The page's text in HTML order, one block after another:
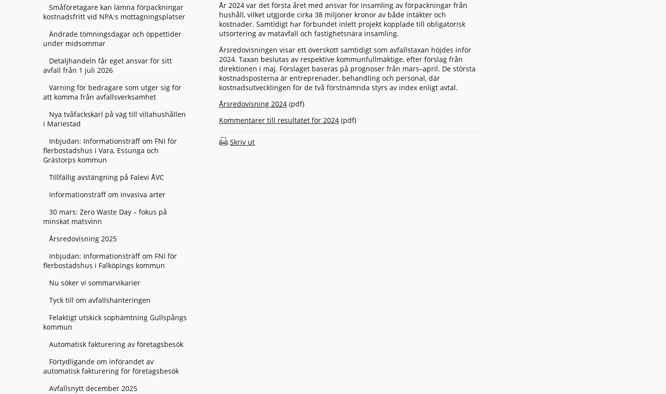
Småföretagare kan lämna förpackningar
kostnadsfritt vid NPA:s mottagningsplatser
Ändrade tömningsdagar och öppettider
under midsommar
Detaljhandeln får eget ansvar för sitt
avfall från 1 juli 2026
Varning för bedragare som utger sig för
att komma från avfallsverksamhet
Nya tvåfackskärl på väg till villahushållen
i Mariestad
Inbjudan: Informationsträff om FNI för
flerbostadshus i Vara, Essunga och
Grästorps kommun
Tillfällig avstängning på Falevi ÅVC
Informationsträff om invasiva arter
30 mars: Zero Waste Day – fokus på
minskat matsvinn
Årsredovisning 2025
Inbjudan: Informationsträff om FNI för
flerbostadshus i Falköpings kommun
Nu söker vi sommarvikarier
Tyck till om avfallshanteringen
Felaktigt utskick sophämtning Gullspångs
kommun
Automatisk fakturering av företagsbesök
Förtydligande om införandet av
automatisk fakturering för företagsbesök
Avfallsnytt december 2025
År 2024 var det första året med ansvar för insamling av förpackningar från
hushåll, vilket utgjorde cirka 38 miljoner kronor av både intäkter och
kostnader. Samtidigt har förbundet inlett projekt kopplade till obligatorisk
utsortering av matavfall och fastighetsnära insamling.
Årsredovisningen visar ett överskott samtidigt som avfallstaxan höjdes inför
2024. Taxan beslutas av respektive kommunfullmäktige, efter förslag från
direktionen i maj. Förslaget baseras på prognoser från mars–april. De största
kostnadsposterna är entreprenader, behandling och personal, där
kostnadsutvecklingen för de två förstnämnda styrs av index enligt avtal.
Årsredovisning 2024 (pdf)
Kommentarer till resultatet för 2024 (pdf)
Skriv ut